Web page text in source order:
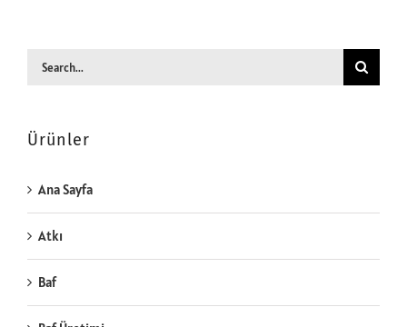
Search
Ürünler
Ana Sayfa
Atkı
Baf